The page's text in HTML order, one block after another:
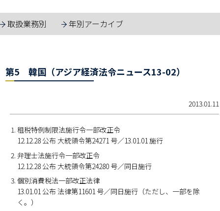
取扱業務別 年別アーカイブ
第5 韓国（アジア経済法令ニュース13-02）
2013.01.11
租税特例制限法施行令一部改正令
12.12.28 公布 大統領令第24271 号／13.01.01 施行
弁理士法施行令一部改正令
12.12.28 公布 大統領令第24280 号／同日施行
個別消費税法一部改正法律
13.01.01 公布 法律第11601 号／同日施行（ただし、一部を除
く。）